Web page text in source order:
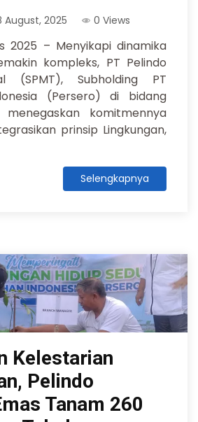
August, 2025 0 Views
2025 – Menyikapi dinamika
kompleks, PT Pelindo
(SPMT), Subholding PT
(Persero) di bidang
menegaskan komitmennya
prinsip Lingkungan,
Selengkapnya
Kelestarian
Pelindo
Tanam 260